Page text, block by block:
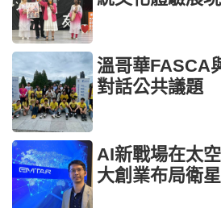
溫哥華FASCA
對話公共議題
AI新戰場在太
大創業布局衛